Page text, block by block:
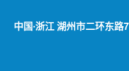
中国∙浙江 湖州市二环东